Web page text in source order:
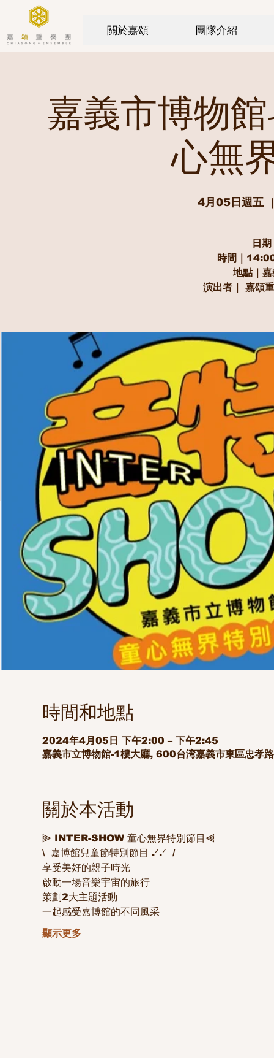
關於嘉頌 團隊介紹
嘉義市博物
心無
4月05日週五
日
時間｜
地點｜
演出者｜ 嘉頌
時間和地點
2024年4月05日 下午2:00 – 下午2:45
嘉義市立博物館-1樓大廳, 600台湾嘉義市東區忠孝
關於本活動
⫸ INTER-SHOW 童心無界特別節目⫷
\  嘉博館兒童節特別節目 .ᐟ.ᐟ  /
享受美好的親子時光
啟動一場音樂宇宙的旅行
策劃2大主題活動
一起感受嘉博館的不同風采
顯示更多